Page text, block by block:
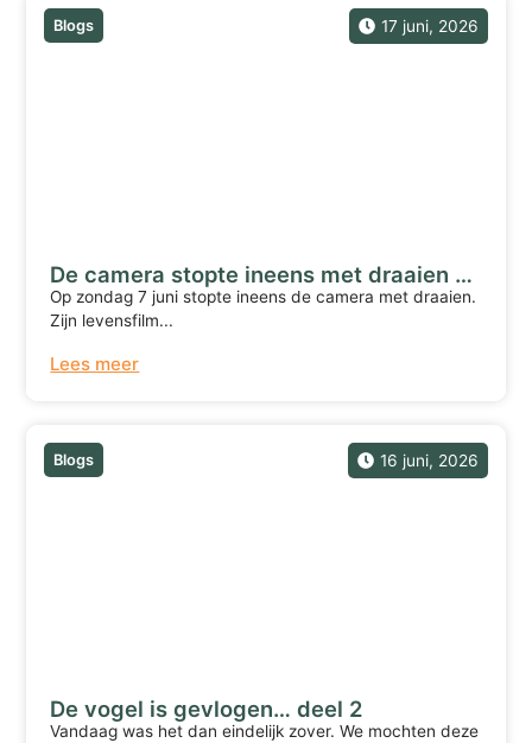
17 juni, 2026
Blogs
De camera stopte ineens met draaien …
Op zondag 7 juni stopte ineens de camera met draaien.
Zijn levensfilm...
Lees meer
16 juni, 2026
Blogs
De vogel is gevlogen… deel 2
Vandaag was het dan eindelijk zover. We mochten deze